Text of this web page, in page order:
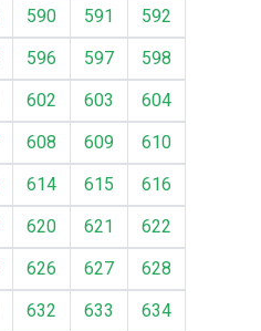
590 591
592
596 597
598
602 603
604
608 609
610
614 615
616
620 621
622
626 627
628
632 633
634